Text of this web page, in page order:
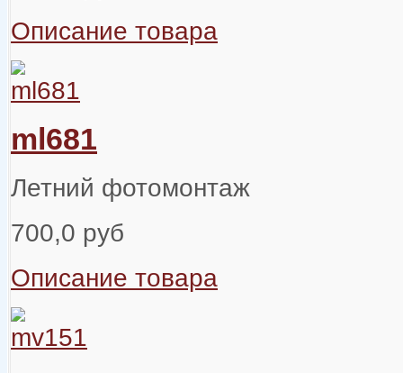
Описание товара
ml681
Летний фотомонтаж
700,0 руб
Описание товара